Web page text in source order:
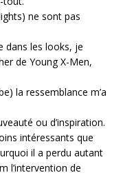
ne sont pas
dans les looks, je
de Young X-Men,
la ressemblance m’a
ou d’inspiration.
intéressants que
il a perdu autant
l’intervention de